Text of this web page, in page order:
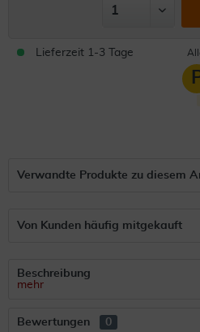
Lieferzeit 1-3 Tage
Verwandte Produkte zu diesem
Von Kunden häufig mitgekauft
Beschreibung
mehr
Bewertungen 0